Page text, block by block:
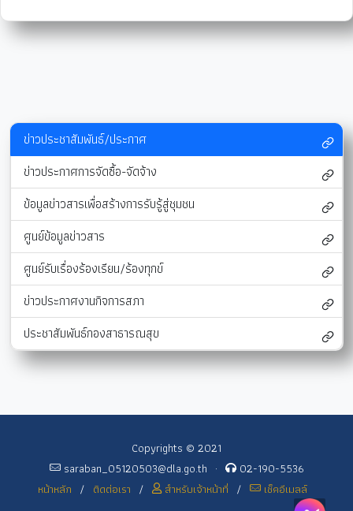
ข่าวประชาสัมพันธ์/ประกาศ
ข่าวประกาศการจัดซื้อ-จัดจ้าง
ข้อมูลข่าวสารเพื่อสร้างการรับรู้สู่ชุมชน
ศูนย์ข้อมูลข่าวสาร
ศูนย์รับเรื่องร้องเรียน/ร้องทุกข์
ข่าวประกาศงานกิจการสภา
ประชาสัมพันธ์กองสาธารณสุข
Copyrights © 2021
saraban_05120503@dla.go.th ·
02-190-5536
หน้าหลัก / ติดต่อเรา / สำหรับเจ้าหน้าที่ / เช็คอีเมลล์